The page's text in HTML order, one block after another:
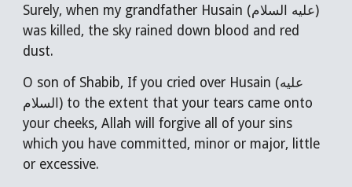
Surely, when my grandfather Husain (عليه السلام)
was killed, the sky rained down blood and red
dust.
O son of Shabib, If you cried over Husain (عليه
السلام) to the extent that your tears came onto
your cheeks, Allah will forgive all of your sins
which you have committed, minor or major, little
or excessive.